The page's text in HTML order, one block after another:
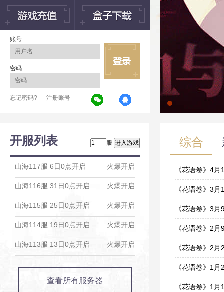
账号:
密码:
忘记密码? 注册账号
开服列表 服
火爆开启
山海117服 6日0点开启
火爆开启
山海116服 31日0点开启
火爆开启
山海115服 25日0点开启
火爆开启
山海114服 19日0点开启
火爆开启
山海113服 13日0点开启
查看所有服务器
综合
《花语卷》4
04-12
《花语卷》3
03-11
《花语卷》3
03-08
《花语卷》2
02-08
《花语卷》2
02-01
《花语卷》1
01-25
《花语卷》1